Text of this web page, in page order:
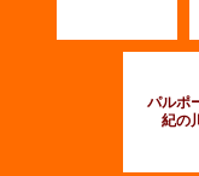
パルポ
紀の